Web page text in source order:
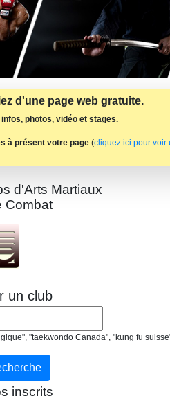
d'une page web gratuite.
photos, vidéo et stages.
à présent votre page(cliquez ici pour voir
d'Arts Martiaux
Combat
un club
"taekwondo Canada", "kung fu
inscrits